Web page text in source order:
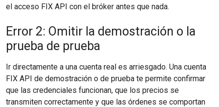
el acceso FIX API con el bróker antes que nada.
Error 2: Omitir la demostración o la
prueba de prueba
Ir directamente a una cuenta real es arriesgado. Una cuenta
FIX API de demostración o de prueba te permite confirmar
que las credenciales funcionan, que los precios se
transmiten correctamente y que las órdenes se comportan